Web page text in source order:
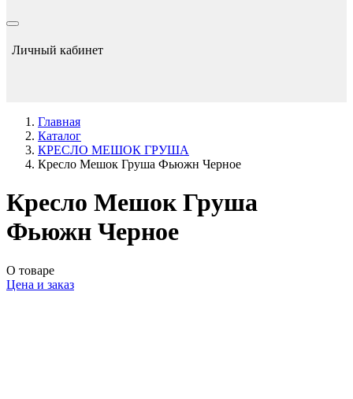
Личный кабинет
Главная
Каталог
КРЕСЛО МЕШОК ГРУША
Кресло Мешок Груша Фьюжн Черное
Кресло Мешок Груша
Фьюжн Черное
О товаре
Цена и заказ